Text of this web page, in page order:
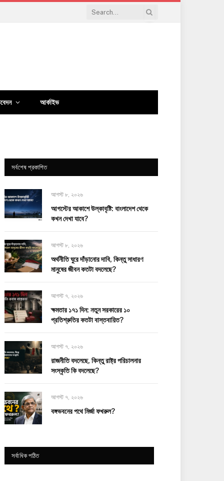
আর্কাইভ
সর্বশেষ প্রকাশিত
আগস্ট ৮, ২০২৬
আগস্টের আকাশে উল্কাবৃষ্টি: বাংলাদেশ থেকে
কখন দেখা যাবে?
আগস্ট ৮, ২০২৬
অর্থনীতি ঘুরে দাঁড়ানোর দাবি, কিন্তু সাধারণ
মানুষের জীবন কতটা বদলেছে?
আগস্ট ৭, ২০২৬
ক্ষমতার ১৭১ দিন: নতুন সরকারের ১০
প্রতিশ্রুতির কতটা বাস্তবায়িত?
আগস্ট ৭, ২০২৬
রাজনীতি বদলেছে, কিন্তু রাষ্ট্র পরিচালনার
সংস্কৃতি কি বদলেছে?
আগস্ট ৭, ২০২৬
বঙ্গভবনের পথে মির্জা ফখরুল?
সর্বাধিক পঠিত